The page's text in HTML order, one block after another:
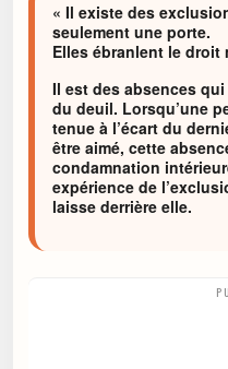
« Il existe des
seulement une porte.
Elles ébranlent le droit
Il est des absences
du deuil. Lorsqu’une
tenue à l’écart du
être aimé, cette
condamnation
expérience de
laisse derrière elle.